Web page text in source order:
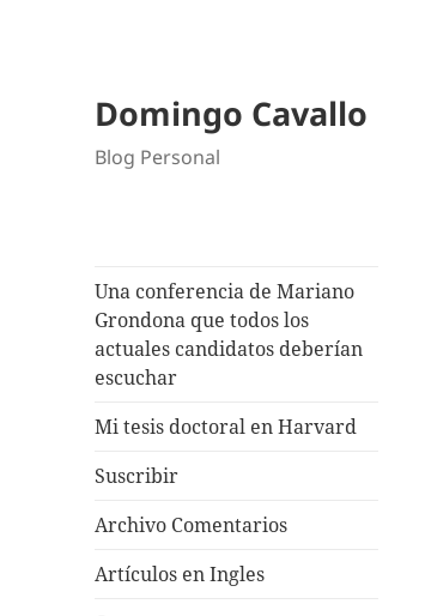
Domingo Cavallo
Blog Personal
Una conferencia de Mariano
Grondona que todos los
actuales candidatos deberían
escuchar
Mi tesis doctoral en Harvard
Suscribir
Archivo Comentarios
Artículos en Ingles